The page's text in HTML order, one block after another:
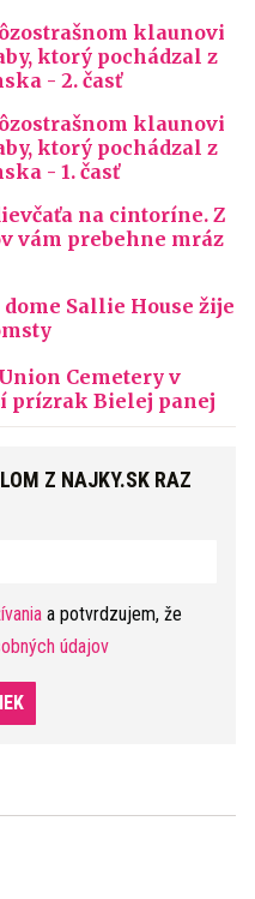
klaunovi
ktorý pochádzal z
- 2. časť
klaunovi
ktorý pochádzal z
- 1. časť
na cintoríne. Z
vám prebehne mráz
Sallie House žije
Cemetery v
prízrak Bielej panej
Z NAJKY.SK RAZ
a potvrdzujem, že
údajov